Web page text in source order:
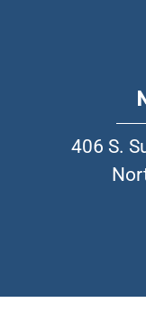
406 S.